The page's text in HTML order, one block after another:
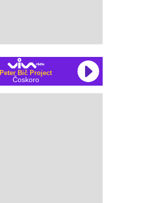
Peter Bič Project
Čoskoro